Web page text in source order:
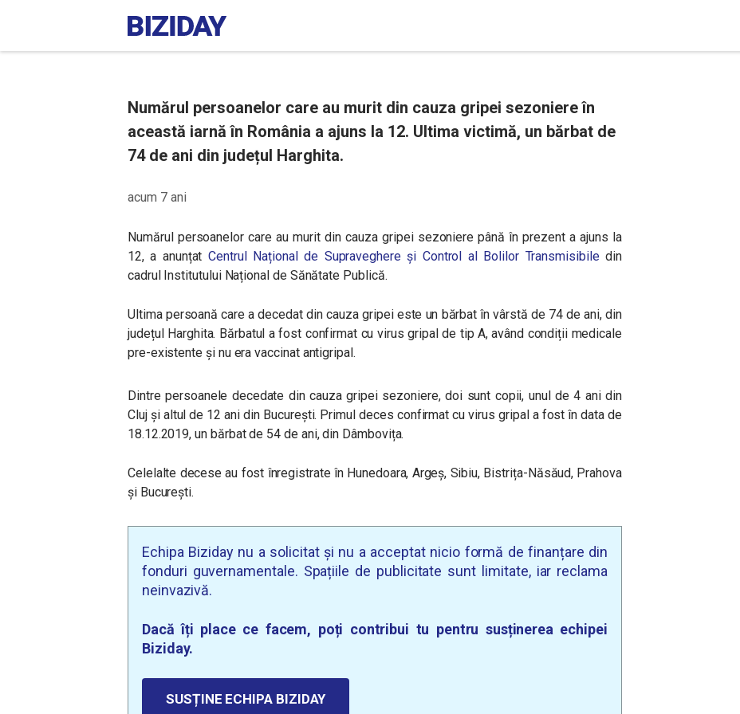
Numărul persoanelor care au murit din cauza gripei sezoniere în
această iarnă în România a ajuns la 12. Ultima victimă, un bărbat de
74 de ani din județul Harghita.
acum 7 ani
Numărul persoanelor care au murit din cauza gripei sezoniere până în prezent a ajuns la
12, a anunțatCentrul Național de Supraveghere și Control al Bolilor Transmisibiledin
cadrul Institutului Național de Sănătate Publică.
Ultima persoană care a decedat din cauza gripei este un bărbat în vârstă de 74 de ani, din
județul Harghita. Bărbatul a fost confirmat cu virus gripal de tip A, având condiții medicale
pre-existente și nu era vaccinat antigripal.
Dintre persoanele decedate din cauza gripei sezoniere, doi sunt copii, unul de 4 ani din
Cluj și altul de 12 ani din București. Primul deces confirmat cu virus gripal a fost în data de
18.12.2019, un bărbat de 54 de ani, din Dâmbovița.
Celelalte decese au fost înregistrate în Hunedoara, Argeș, Sibiu, Bistrița-Năsăud, Prahova
și București.
Echipa Biziday nu a solicitat și nu a acceptat nicio formă de finanțare din
fonduri guvernamentale. Spațiile de publicitate sunt limitate, iar reclama
neinvazivă.
Dacă îți place ce facem, poți contribui tu pentru susținerea echipei
Biziday.
SUSȚINE ECHIPA BIZIDAY